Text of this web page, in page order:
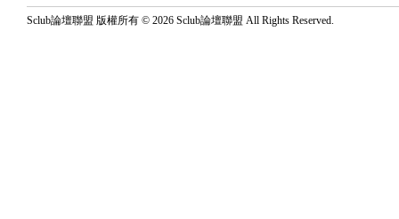
Sclub論壇聯盟 版權所有 © 2026 Sclub論壇聯盟 All Rights Reserved.